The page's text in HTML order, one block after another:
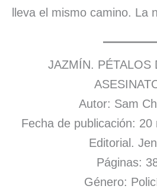
lleva el mismo camino. La
JAZMÍN. PÉTALOS
Autor: Sam
Fecha de publicación: 20
Editorial.
Páginas:
Género: